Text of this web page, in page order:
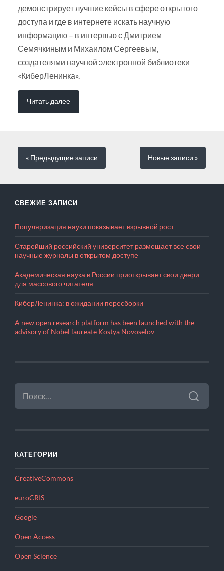
демонстрирует лучшие кейсы в сфере открытого
доступа и где в интернете искать научную
информацию – в интервью с Дмитрием
Семячкиным и Михаилом Сергеевым,
создателями научной электронной библиотеки
«КиберЛенинка».
Читать далее
« Предыдущиезаписи Новыезаписи »
СВЕЖИЕ ЗАПИСИ
Популяризация науки показывает взрывной рост
Старейший российский университет размещает все свои
научные журналы в открытом доступе
Академическая наука в России приоткрывает свои двери
для массового читателя
КиберЛенинка: в ожидании пересборки
A new open research platform has been launched with the
advisory of Nobel laureate Kostya Novoselov
НАЙТИ:
КАТЕГОРИИ
CreativeCommons
euroCRIS
Google
Open Access
Open Science